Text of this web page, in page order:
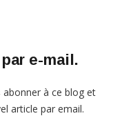
e-mail.
abonner à ce blog et
article par email.